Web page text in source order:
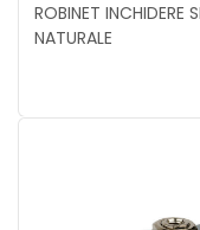
ROBINET INCHIDERE
NATURALE